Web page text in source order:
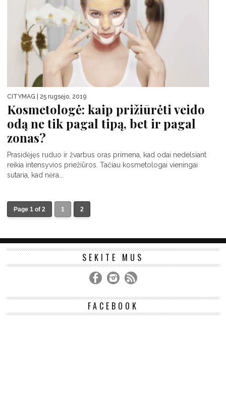
CITYMAG | 25 rugsėjo, 2019
Kosmetologė: kaip prižiūrėti veido
odą ne tik pagal tipą, bet ir pagal
zonas?
Prasidėjęs ruduo ir žvarbus oras primena, kad odai nedelsiant
reikia intensyvios priežiūros. Tačiau kosmetologai vieningai
sutaria, kad nėra...
Page 1 of 2 1 2
SEKITE MUS
FACEBOOK